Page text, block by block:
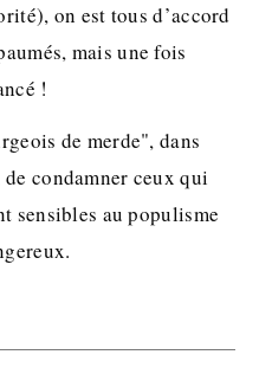
on est tous d’accord
mais une fois
!
de merde", dans
condamner ceux qui
sensibles au populisme